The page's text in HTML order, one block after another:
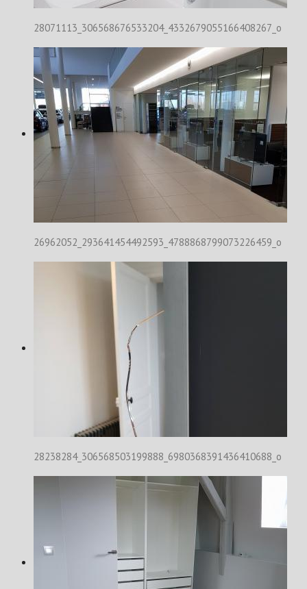
28071113_306568676533204_4332679055166408267_o
26962052_293641454492593_4788868799073226459_o
28238284_306568503199888_6980368391436410688_o